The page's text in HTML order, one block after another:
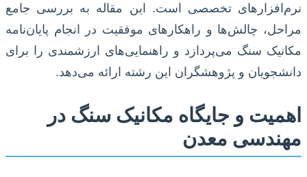
نرم‌افزارهای تخصصی است. این مقاله به بررسی جامع
مراحل، چالش‌ها و راهکارهای موفقیت در انجام پایان‌نامه
مکانیک سنگ می‌پردازد و راهنمایی‌های ارزشمندی را برای
دانشجویان و پژوهشگران این رشته ارائه می‌دهد.
اهمیت و جایگاه مکانیک سنگ در
مهندسی معدن